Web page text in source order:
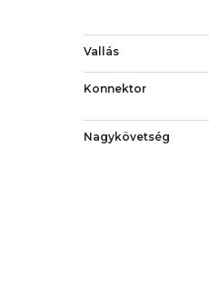
Vallás
Konnektor
Nagykövetség